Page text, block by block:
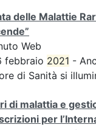
delle Malattie
Web
febbraio 2021 -
di Sanità si
di malattia e
per